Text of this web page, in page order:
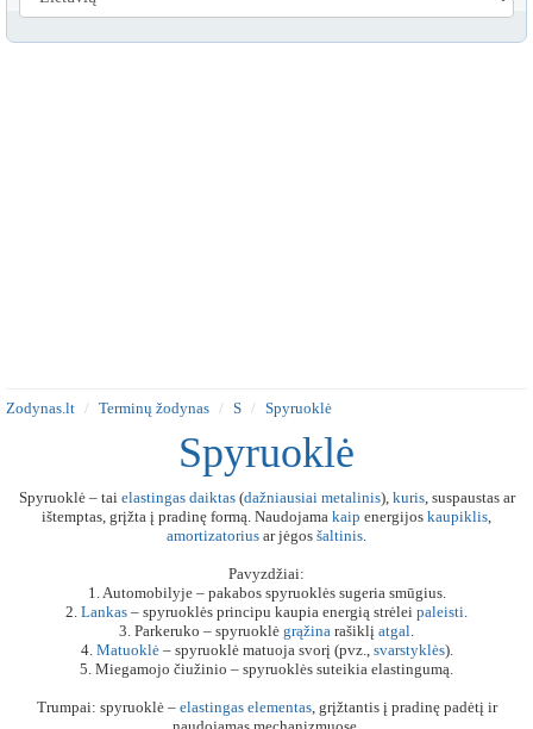
Zodynas.lt Terminų žodynas S Spyruoklė
Spyruoklė
Spyruoklė – tai elastingas daiktas(dažniausiai metalinis), kuris, suspaustas ar
ištemptas, grįžta į pradinę formą. Naudojama kaip energijos kaupiklis,
amortizatorius ar jėgos šaltinis.
Pavyzdžiai:
1. Automobilyje – pakabos spyruoklės sugeria smūgius.
2. Lankas – spyruoklės principu kaupia energią strėlei paleisti.
3. Parkeruko – spyruoklė grąžina rašiklį atgal.
4. Matuoklė– spyruoklė matuoja svorį (pvz., svarstyklės).
5. Miegamojo čiužinio – spyruoklės suteikia elastingumą.
Trumpai: spyruoklė – elastingas elementas, grįžtantis į pradinę padėtį ir